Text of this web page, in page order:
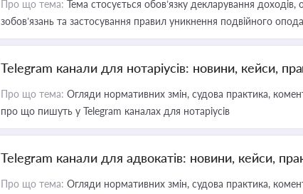
Про що тема: Тема стосується обов’язку декларування
зобов’язань та застосування правил уникнення подвійного
Telegram канали для нотаріусів: новини, кейси,
Про що тема: Огляди нормативних змін, судова практика,
про що пишуть у Telegram каналах для нотаріусів
Telegram канали для адвокатів: новини, кейси,
Про що тема: Огляди нормативних змін, судова практика,